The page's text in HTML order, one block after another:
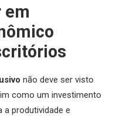
em
não deve ser visto
como um investimento
produtividade e